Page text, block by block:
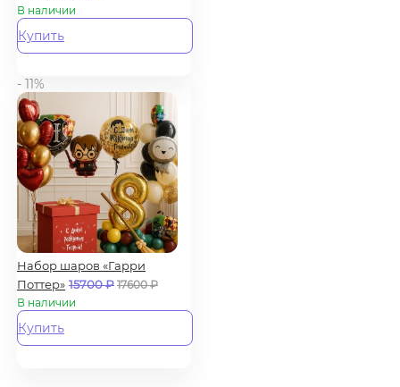
В наличии
Купить
- 11%
Набор шаров «Гарри
Поттер» 15700₽ 17600₽
В наличии
Купить